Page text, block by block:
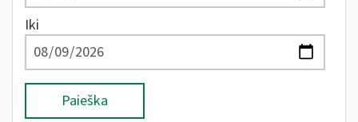
Iki
Paieška